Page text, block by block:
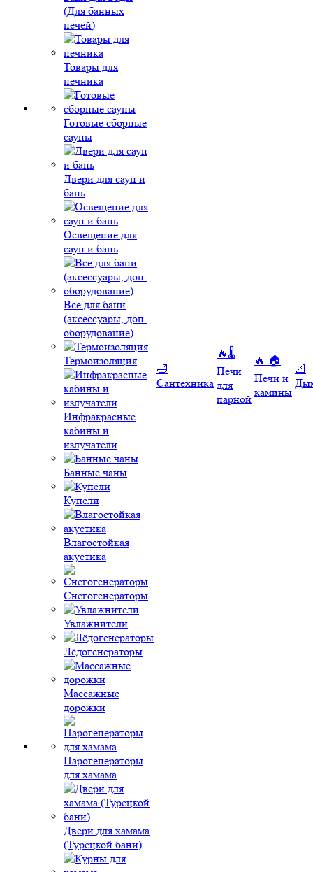
(Для банных
печей)
Товары для
печника
Готовые сборные
сауны
Двери для саун и
бань
Освещение для
саун и бань
Все для бани
(аксессуары, доп.
оборудование)
Термоизоляция
Инфракрасные
кабины и
излучатели
Банные чаны
Купели
Влагостойкая
акустика
Снегогенераторы
Увлажнители
Лёдогенераторы
Массажные
дорожки
Парогенераторы
для хамама
Двери для хамама
(Турецкой бани)
🛁
Сантехника
🔥🌡️
Печи
для
парной
🔥 🏠
Печи и
камины
📐